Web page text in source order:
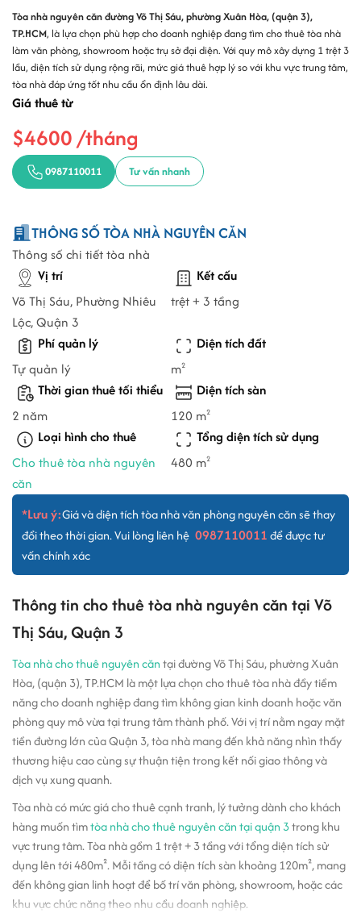
Tòa nhà nguyên căn đường Võ Thị Sáu, phường Xuân Hòa, (quận 3),
TP.HCM, là lựa chọn phù hợp cho doanh nghiệp đang tìm cho thuê tòa nhà
làm văn phòng, showroom hoặc trụ sở đại diện. Với quy mô xây dựng 1 trệt 3
lầu, diện tích sử dụng rộng rãi, mức giá thuê hợp lý so với khu vực trung tâm,
tòa nhà đáp ứng tốt nhu cầu ổn định lâu dài.
Giá thuê từ
$4600 /tháng
0987110011 Tư vấn nhanh
THÔNG SỐ TÒA NHÀ NGUYÊN CĂN
Thông số chi tiết tòa nhà
Vị trí
Võ Thị Sáu, Phường Nhiêu
Lộc, Quận 3
Kết cấu
trệt + 3 tầng
Phí quản lý
Tự quản lý
Diện tích đất
m2
Thời gian thuê tối thiểu
2 năm
Diện tích sàn
120 m2
Loại hình cho thuê
Cho thuê tòa nhà nguyên
căn
Tổng diện tích sử dụng
480 m2
*Lưu ý:Giá và diện tích tòa nhà văn phòng nguyên căn sẽ thay
đổi theo thời gian. Vui lòng liên hệ 0987110011để được tư
vấn chính xác
Thông tin cho thuê tòa nhà nguyên căn tại Võ
Thị Sáu, Quận 3
Tòa nhà cho thuê nguyên căntại đường Võ Thị Sáu, phường Xuân
Hòa, (quận 3), TP.HCM là một lựa chọn cho thuê tòa nhà đầy tiềm
năng cho doanh nghiệp đang tìm không gian kinh doanh hoặc văn
phòng quy mô vừa tại trung tâm thành phố. Với vị trí nằm ngay mặt
tiền đường lớn của Quận 3, tòa nhà mang đến khả năng nhìn thấy
thương hiệu cao cùng sự thuận tiện trong kết nối giao thông và
dịch vụ xung quanh.
Tòa nhà có mức giá cho thuê cạnh tranh, lý tưởng dành cho khách
hàng muốn tìmtòa nhà cho thuê nguyên căn tại quận 3trong khu
vực trung tâm. Tòa nhà gồm 1 trệt + 3 tầng với tổng diện tích sử
dụng lên tới 480m². Mỗi tầng có diện tích sàn khoảng 120m², mang
đến không gian linh hoạt để bố trí văn phòng, showroom, hoặc các
khu vực chức năng theo nhu cầu doanh nghiệp.